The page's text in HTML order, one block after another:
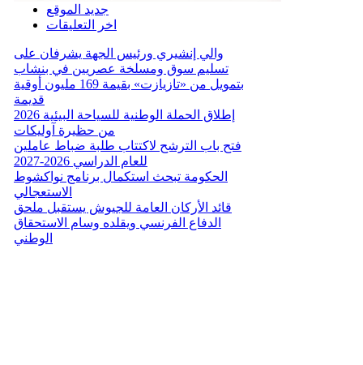
جديد الموقع
اخر التعليقات
والي إنشيري ورئيس الجهة يشرفان على
تسليم سوق ومسلخة عصريين في بنشاب
بتمويل من «تازيازت» بقيمة 169 مليون أوقية
قديمة
إطلاق الحملة الوطنية للسياحة البيئية 2026
من حظيرة آوليكات
فتح باب الترشح لاكتتاب طلبة ضباط عاملين
للعام الدراسي 2026-2027
الحكومة تبحث استكمال برنامج نواكشوط
الاستعجالي
قائد الأركان العامة للجيوش يستقبل ملحق
الدفاع الفرنسي ويقلده وسام الاستحقاق
الوطني